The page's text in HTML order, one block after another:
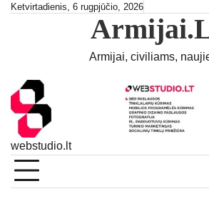
SkipKetvirtadienis, 6 rugpjūčio, 2026
Armijai, civiliams,
webstudio.lt